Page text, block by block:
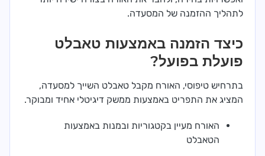
לתהליך ההזמנה של המסעדה.
כיצד הזמנה באמצעות טאבלט
פועלת בפועל?
בתרחיש טיפוסי, האורח מקבל טאבלט השייך למסעדה,
המציג את התפריט באמצעות ממשק דיגיטלי אחיד ומבוקר.
האורח מעיין בקטגוריות ובמנות באמצעות
הטאבלט